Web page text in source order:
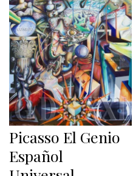
Picasso El Genio
Español